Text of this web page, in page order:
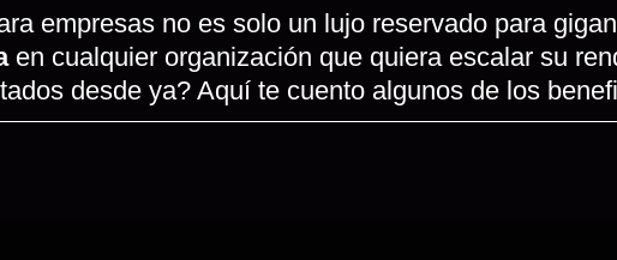
empresas no es solo un lujo reservado para
en cualquier organización que quiera escalar su
desde ya? Aquí te cuento algunos de los